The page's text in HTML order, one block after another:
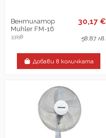
Вентилатор
Muhler FM-16
33158
30,17 €
58,87 лв.
Добави в количката